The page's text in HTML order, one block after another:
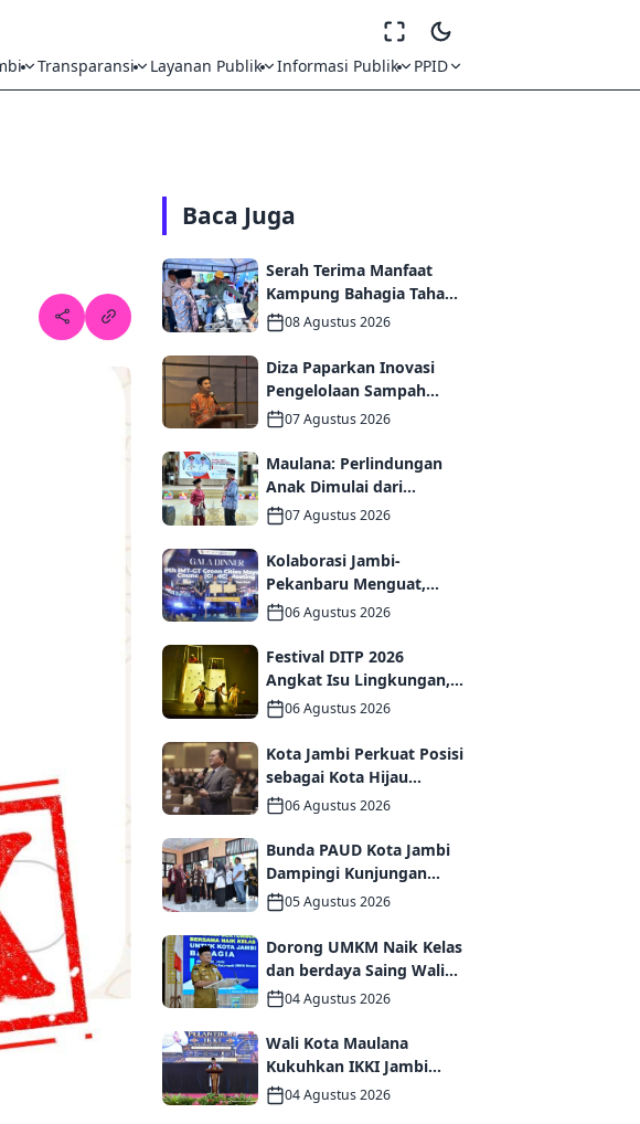
Transparansi Layanan Publik Informasi Publik PPID
Baca Juga
Serah Terima Manfaat
Kampung Bahagia Tahap
I, Pemkot Jambi
Targetkan Potensi
Pengembangan
Kampung Wisata
08 Agustus 2026
Diza Paparkan Inovasi
Pengelolaan Sampah
Kota Jambi di Forum
Kolaborasi Menuju Kota
Berkelanjutan
07 Agustus 2026
Maulana: Perlindungan
Anak Dimulai dari
Keluarga hingga Ruang
Publik yang Ramah
07 Agustus 2026
Kolaborasi Jambi-
Pekanbaru Menguat,
MoU dan PKS
Dinner GCMC IMT-GT ke-9
Tahun 2026
06 Agustus 2026
Festival DITP 2026
Angkat Isu Lingkungan,
Wawako Diza Apresiasi
Karya Seniman Jambi
06 Agustus 2026
Kota Jambi Perkuat Posisi
sebagai Kota Hijau
Melalui Forum
GCMC 2026
06 Agustus 2026
Bunda PAUD Kota Jambi
Dampingi Kunjungan
Kemendikdasmen,
Perkuat Kolaborasi
Wujudkan PAUD
Berkualitas dan Generasi
Emas 2045
05 Agustus 2026
Dorong UMKM Naik Kelas
dan berdaya Saing Wali
Kota Maulana kukuhkan
Binaan
04 Agustus 2026
Wali Kota Maulana
Kukuhkan IKKI Jambi
Periode 2026–2031,
Perkuat Persaudaraan
04 Agustus 2026